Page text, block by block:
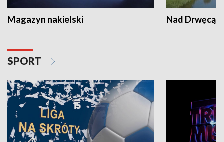
Magazyn nakielski Nad Drwęcą
SPORT